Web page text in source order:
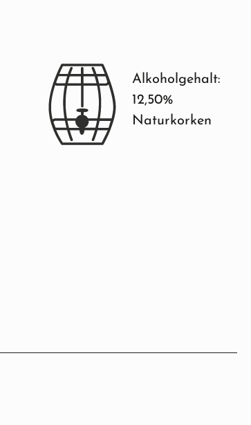
Alkoholgehalt:
12,50%
Naturkorken